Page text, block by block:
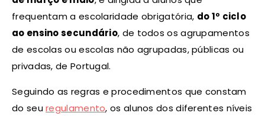
frequentam a escolaridade obrigatória, do 1º ciclo
ao ensino secundário, de todos os agrupamentos
de escolas ou escolas não agrupadas, públicas ou
privadas, de Portugal.
Seguindo as regras e procedimentos que constam
do seuregulamento, os alunos dos diferentes níveis